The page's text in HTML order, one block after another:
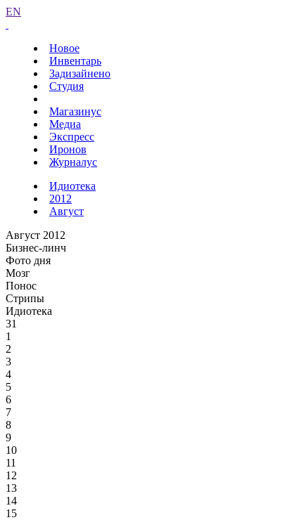
EN
Новое
Инвентарь
Задизайнено
Студия
Магазинус
Медиа
Экспресс
Иронов
Журналус
Идиотека
2012
Август
Август 2012
Бизнес-линч
Фото дня
Мозг
Понос
Стрипы
Идиотека
31
1
2
3
4
5
6
7
8
9
10
11
12
13
14
15